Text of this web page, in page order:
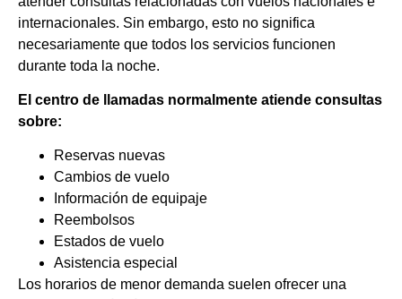
internacionales. Sin embargo, esto no significa
necesariamente que todos los servicios funcionen
durante toda la noche.
El centro de llamadas normalmente atiende consultas
sobre:
Reservas nuevas
Cambios de vuelo
Información de equipaje
Reembolsos
Estados de vuelo
Asistencia especial
Los horarios de menor demanda suelen ofrecer una